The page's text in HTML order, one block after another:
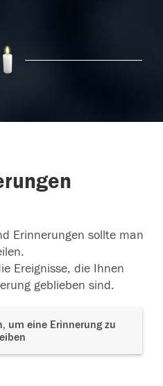
Erinnerungen sollte man
Ereignisse, die Ihnen
geblieben sind.
um eine Erinnerung zu